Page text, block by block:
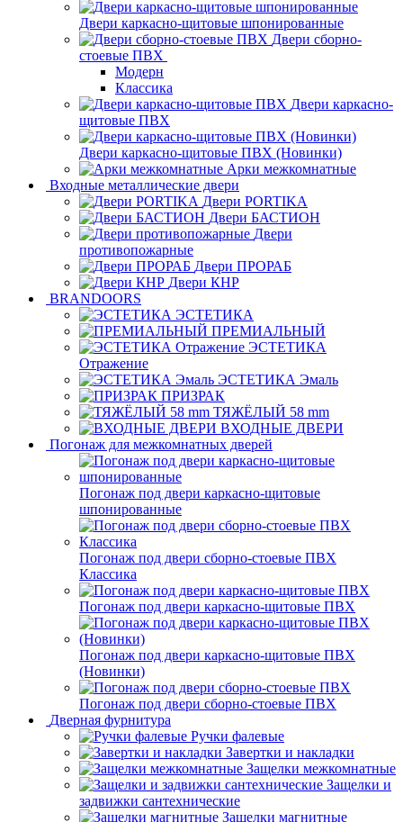
Двери каркасно-щитовые шпонированные
Двери сборно-
стоевые ПВХ
Модерн
Классика
Двери каркасно-
щитовые ПВХ
Двери каркасно-щитовые ПВХ (Новинки)
Арки межкомнатные
Входные металлические двери
Двери PORTIKA
Двери БАСТИОН
Двери
противопожарные
Двери ПРОРАБ
Двери КНР
BRANDOORS
ЭСТЕТИКА
ПРЕМИАЛЬНЫЙ
ЭСТЕТИКА
Отражение
ЭСТЕТИКА Эмаль
ПРИЗРАК
ТЯЖЁЛЫЙ 58 mm
ВХОДНЫЕ ДВЕРИ
Погонаж для межкомнатных дверей
Погонаж под двери каркасно-щитовые
шпонированные
Погонаж под двери сборно-стоевые ПВХ
Классика
Погонаж под двери каркасно-щитовые ПВХ
Погонаж под двери каркасно-щитовые ПВХ
(Новинки)
Погонаж под двери сборно-стоевые ПВХ
Дверная фурнитура
Ручки фалевые
Завертки и накладки
Защелки межкомнатные
Защелки и
задвижки сантехнические
Защелки магнитные